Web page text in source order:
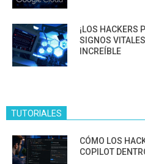
¡LOS HACKERS
SIGNOS
INCREÍBLE
TUTORIALES
CÓMO LOS
COPILOT